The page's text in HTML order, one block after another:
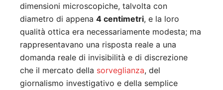
dimensioni microscopiche, talvolta con
diametro di appena 4 centimetri, e la loro
qualità ottica era necessariamente modesta; ma
rappresentavano una risposta reale a una
domanda reale di invisibilità e di discrezione
che il mercato della sorveglianza, del
giornalismo investigativo e della semplice